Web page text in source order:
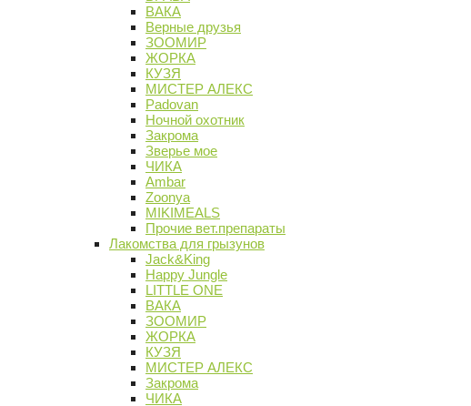
ВАКА
Верные друзья
ЗООМИР
ЖОРКА
КУЗЯ
МИСТЕР АЛЕКС
Padovan
Ночной охотник
Закрома
Зверье мое
ЧИКА
Ambar
Zoonya
MIKIMEALS
Прочие вет.препараты
Лакомства для грызунов
Jack&King
Happy Jungle
LITTLE ONE
ВАКА
ЗООМИР
ЖОРКА
КУЗЯ
МИСТЕР АЛЕКС
Закрома
ЧИКА